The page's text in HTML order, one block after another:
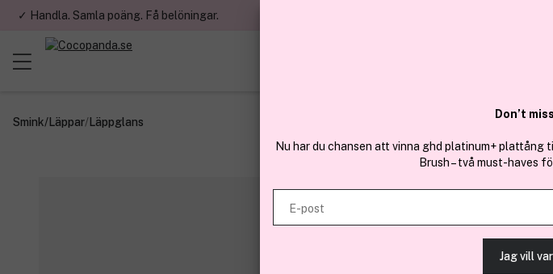
✓ Handla. Samla poäng. Få belöningar.
Smink/Läppar/Läppglans
Don’t
Nu har du chansen att vinna ghd platinum+ plattång
Brush – två must-haves
E-post
Jag vill